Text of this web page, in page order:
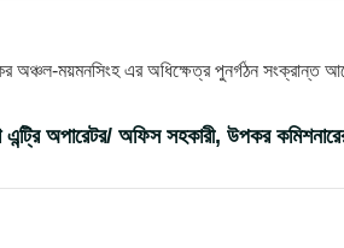
অঞ্চল-ময়মনসিংহ এর অধিক্ষেত্র পুনর্গঠন
এন্ট্রি অপারেটর/ অফিস সহকারী, উপকর